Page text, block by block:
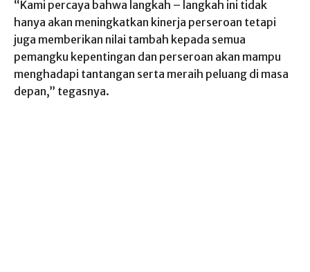
“Kami percaya bahwa langkah – langkah ini tidak
hanya akan meningkatkan kinerja perseroan tetapi
juga memberikan nilai tambah kepada semua
pemangku kepentingan dan perseroan akan mampu
menghadapi tantangan serta meraih peluang di masa
depan,” tegasnya.